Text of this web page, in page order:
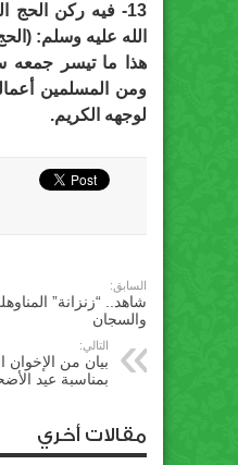
13- فيه ركن الحج
الله عليه وسلم:
هذا ما تيسر جمعه
ومن المسلمين
لوجهه الكريم.
السابق:
شاهد.. “زنزانة”
والسجان
التالي:
بيان من الإخوان
بمناسبة عيد
مقالات أخري